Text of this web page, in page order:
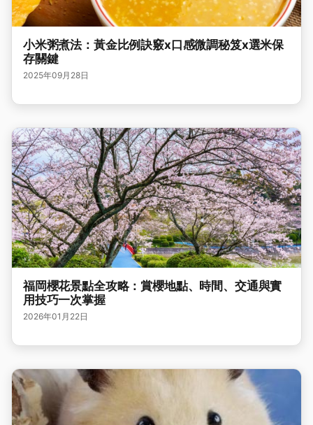
小米粥煮法：黃金比例訣竅x口感微調秘笈x選米保
存關鍵
2025年09月28日
福岡櫻花景點全攻略：賞櫻地點、時間、交通與實
用技巧一次掌握
2026年01月22日